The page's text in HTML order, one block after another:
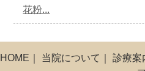
花粉...
HOME 当院について 診療案